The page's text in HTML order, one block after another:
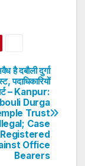
दबौली दुर्गा
पदाधिकारियों
– Kanpur:
Durga
Trust
Case
Office
Bearers